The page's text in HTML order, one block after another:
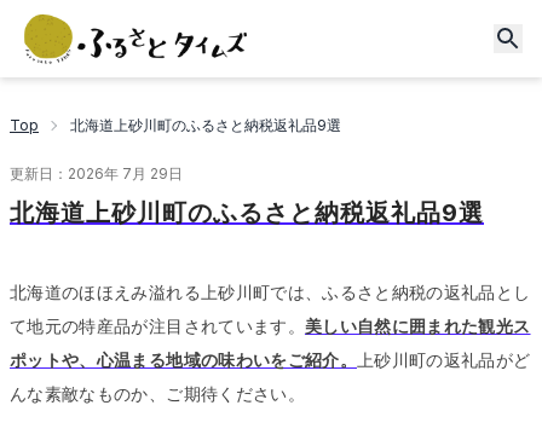
Top 北海道上砂川町のふるさと納税返礼品9選
更新日： 2026年 7月 29日
北海道上砂川町のふるさと納税返礼品9選
北海道のほほえみ溢れる上砂川町では、ふるさと納税の返礼品とし
て地元の特産品が注目されています。 美しい自然に囲まれた観光ス
ポットや、心温まる地域の味わいをご紹介。
上砂川町の返礼品がど
んな素敵なものか、ご期待ください。